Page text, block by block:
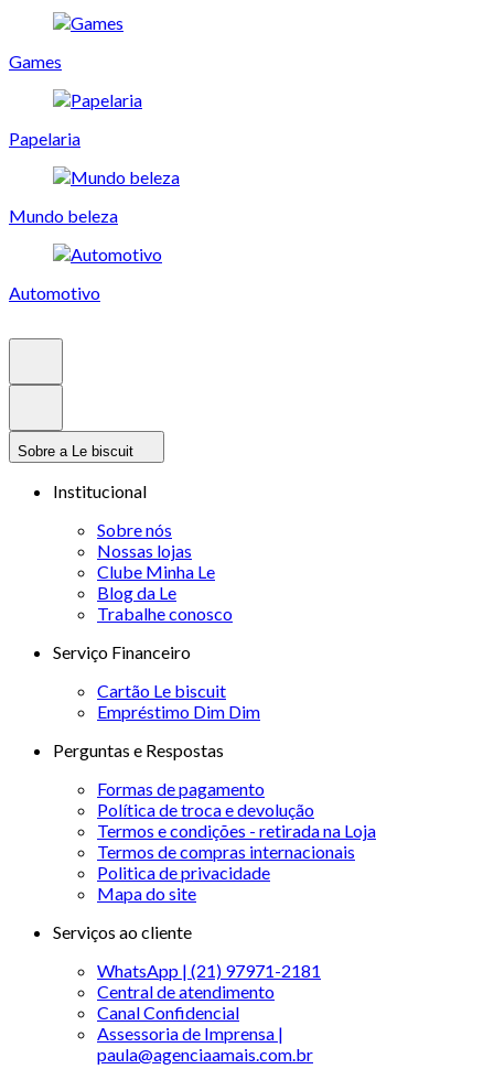
Games
Papelaria
Mundo beleza
Automotivo
Sobre a Le biscuit
Institucional
Sobre nós
Nossas lojas
Clube Minha Le
Blog da Le
Trabalhe conosco
Serviço Financeiro
Cartão Le biscuit
Empréstimo Dim Dim
Perguntas e Respostas
Formas de pagamento
Política de troca e devolução
Termos e condições - retirada na Loja
Termos de compras internacionais
Politica de privacidade
Mapa do site
Serviços ao cliente
WhatsApp | (21) 97971-2181
Central de atendimento
Canal Confidencial
Assessoria de Imprensa |
paula@agenciaamais.com.br